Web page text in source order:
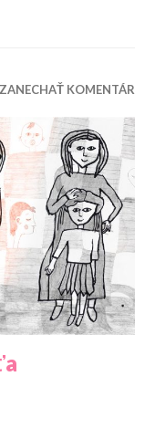
pre mamu“
ZANECHAŤ KOMENTÁR